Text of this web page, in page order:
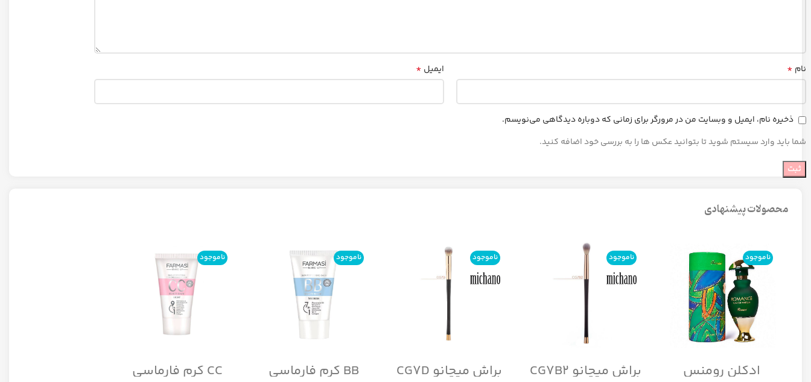
نام * ایمیل *
ذخیره نام، ایمیل و وبسایت من در مرورگر برای زمانی که دوباره دیدگاهی می‌نویسم.
شما باید وارد سیستم شوید تا بتوانید عکس ها را به بررسی خود اضافه کنید.
محصولات پیشنهادی
ناموجود
ادکلن رومنس
ناموجود
براش میچانو CG7B2
ناموجود
براش میچانو CG7D
ناموجود
BB کرم فارماسی
ناموجود
CC کرم فارماسی